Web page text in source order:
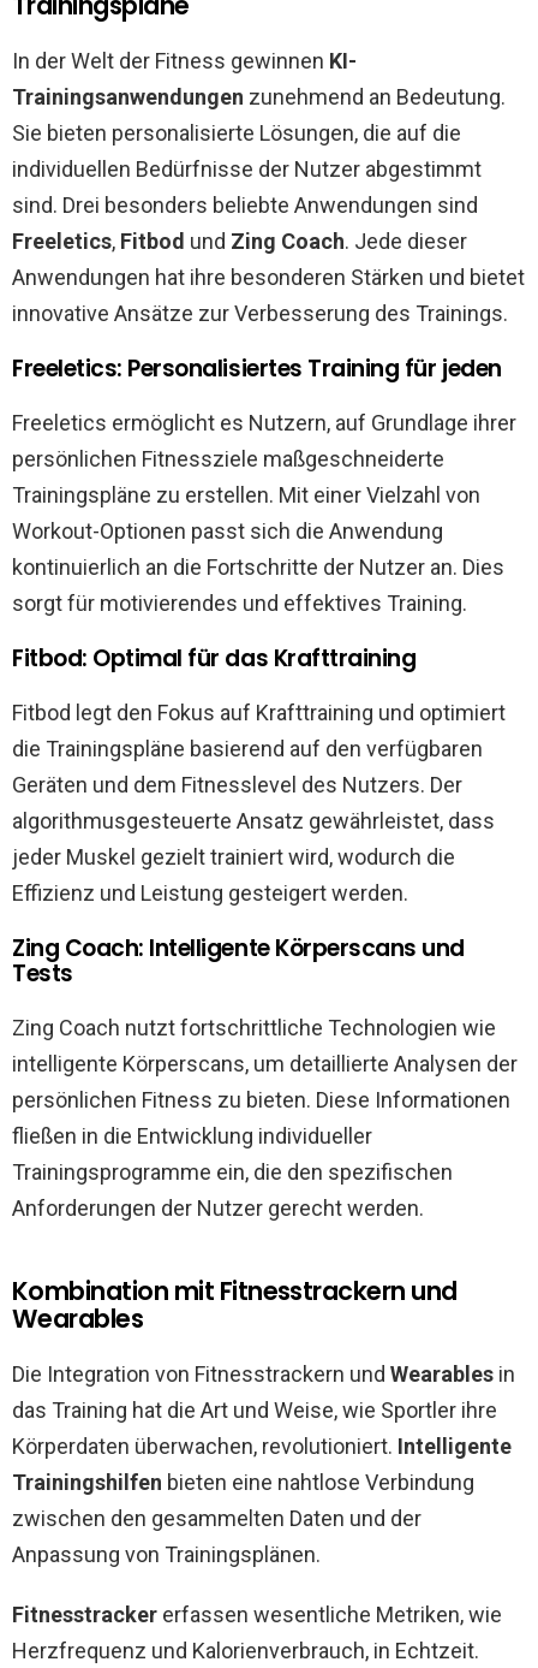
In der Welt der Fitness gewinnen KI-
Trainingsanwendungen zunehmend an Bedeutung.
Sie bieten personalisierte Lösungen, die auf die
individuellen Bedürfnisse der Nutzer abgestimmt
sind. Drei besonders beliebte Anwendungen sind
Freeletics, Fitbod und Zing Coach. Jede dieser
Anwendungen hat ihre besonderen Stärken und bietet
innovative Ansätze zur Verbesserung des Trainings.
Freeletics: Personalisiertes Training für jeden
Freeletics ermöglicht es Nutzern, auf Grundlage ihrer
persönlichen Fitnessziele maßgeschneiderte
Trainingspläne zu erstellen. Mit einer Vielzahl von
Workout-Optionen passt sich die Anwendung
kontinuierlich an die Fortschritte der Nutzer an. Dies
sorgt für motivierendes und effektives Training.
Fitbod: Optimal für das Krafttraining
Fitbod legt den Fokus auf Krafttraining und optimiert
die Trainingspläne basierend auf den verfügbaren
Geräten und dem Fitnesslevel des Nutzers. Der
algorithmusgesteuerte Ansatz gewährleistet, dass
jeder Muskel gezielt trainiert wird, wodurch die
Effizienz und Leistung gesteigert werden.
Zing Coach: Intelligente Körperscans und
Tests
Zing Coach nutzt fortschrittliche Technologien wie
intelligente Körperscans, um detaillierte Analysen der
persönlichen Fitness zu bieten. Diese Informationen
fließen in die Entwicklung individueller
Trainingsprogramme ein, die den spezifischen
Anforderungen der Nutzer gerecht werden.
Kombination mit Fitnesstrackern und
Wearables
Die Integration von Fitnesstrackern und Wearables in
das Training hat die Art und Weise, wie Sportler ihre
Körperdaten überwachen, revolutioniert. Intelligente
Trainingshilfen bieten eine nahtlose Verbindung
zwischen den gesammelten Daten und der
Anpassung von Trainingsplänen.
Fitnesstracker erfassen wesentliche Metriken, wie
Herzfrequenz und Kalorienverbrauch, in Echtzeit.